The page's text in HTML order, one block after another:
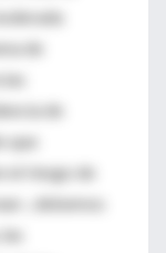
de
de
que
el riesgo de
debemos